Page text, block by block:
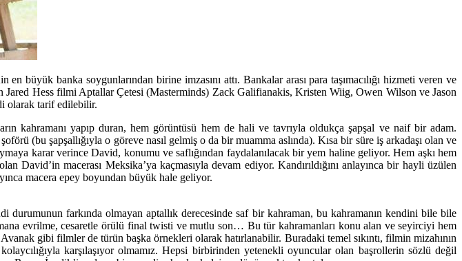
büyük banka soygunlarından birine imzasını attı. Bankalar arası para taşımacılığı hizmeti veren ve
Hess filmi Aptallar Çetesi (Masterminds) Zack Galifianakis, Kristen Wiig, Owen Wilson ve Jason
olarak tarif edilebilir.
kahramanı yapıp duran, hem görüntüsü hem de hali ve tavrıyla oldukça şapşal ve naif bir adam.
(bu şapşallığıyla o göreve nasıl gelmiş o da bir muamma aslında). Kısa bir süre iş arkadaşı olan ve
karar verince David, konumu ve saflığından faydalanılacak bir yem haline geliyor. Hem aşkı hem
David’in macerası Meksika’ya kaçmasıyla devam ediyor. Kandırıldığını anlayınca bir hayli üzülen
macera epey boyundan büyük hale geliyor.
durumunun farkında olmayan aptallık derecesinde saf bir kahraman, bu kahramanın kendini bile bile
evrilme, cesaretle örülü final twisti ve mutlu son… Bu tür kahramanları konu alan ve seyirciyi hem
gibi filmler de türün başka örnekleri olarak hatırlanabilir. Buradaki temel sıkıntı, filmin mizahının
karşılaşıyor olmamız. Hepsi birbirinden yetenekli oyuncular olan başrollerin sözlü değil